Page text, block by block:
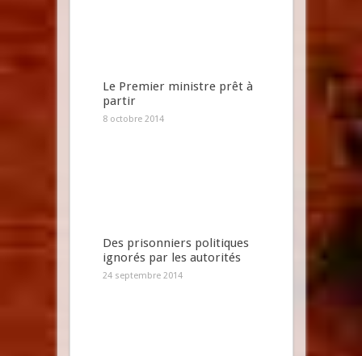
Le Premier ministre prêt à
partir
8 octobre 2014
Des prisonniers politiques
ignorés par les autorités
24 septembre 2014